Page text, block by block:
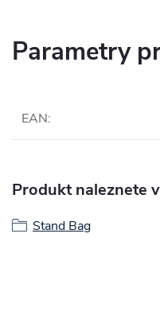
Parametry
EAN:
Produkt naleznete
Stand Bag